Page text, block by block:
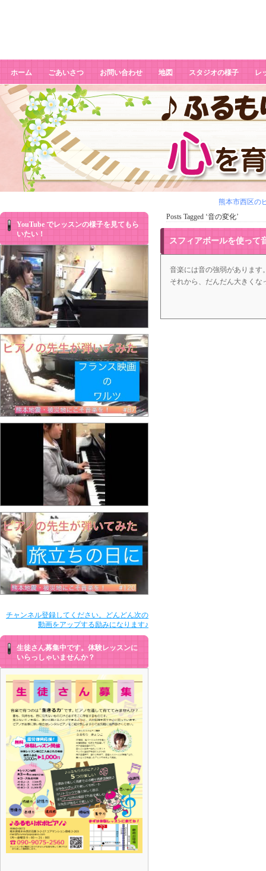
ホーム ごあいさつ お問い合わせ 地図 スタジオの様子 レ
熊本市西区の
Posts Tagged ‘音の変化’
スフィアボールを使って
音楽には音の強弱があります
それから、だんだん大きくな
YouTube でレッスンの様子を見てもら
いたい！
チャンネル登録してください。どんどん次の
動画をアップする励みになります♪
生徒さん募集中です。体験レッスンに
いらっしゃいませんか？